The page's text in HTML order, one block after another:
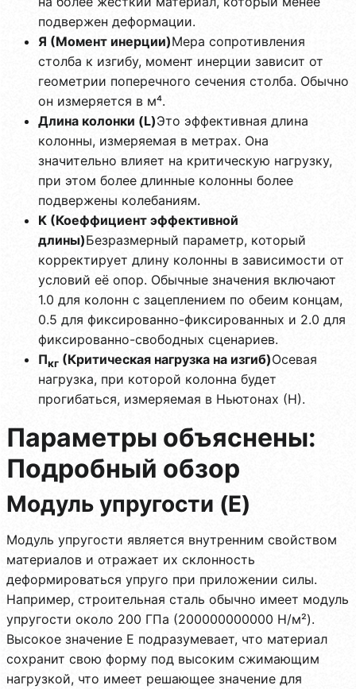
подвержен деформации.
Я (Момент инерции)Мера сопротивления
столба к изгибу, момент инерции зависит от
геометрии поперечного сечения столба. Обычно
он измеряется в м⁴.
Длина колонки (L)Это эффективная длина
колонны, измеряемая в метрах. Она
значительно влияет на критическую нагрузку,
при этом более длинные колонны более
подвержены колебаниям.
K (Коеффициент эффективной
длины)Безразмерный параметр, который
корректирует длину колонны в зависимости от
условий её опор. Обычные значения включают
1.0 для колонн с зацеплением по обеим концам,
0.5 для фиксированно-фиксированных и 2.0 для
фиксированно-свободных сценариев.
Пкг (Критическая нагрузка на изгиб)Осевая
нагрузка, при которой колонна будет
прогибаться, измеряемая в Ньютонах (Н).
Параметры объяснены:
Подробный обзор
Модуль упругости (E)
Модуль упругости является внутренним свойством
материалов и отражает их склонность
деформироваться упруго при приложении силы.
Например, строительная сталь обычно имеет модуль
упругости около 200 ГПа (200000000000 Н/м²).
Высокое значение E подразумевает, что материал
сохранит свою форму под высоким сжимающим
нагрузкой, что имеет решающее значение для